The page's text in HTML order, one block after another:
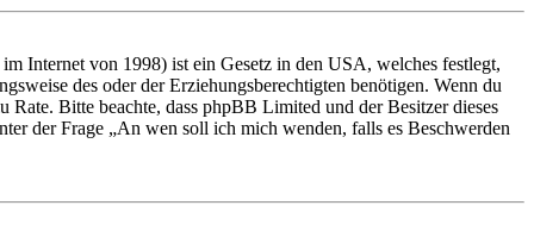
Internet von 1998) ist ein Gesetz in den USA, welches festlegt,
des oder der Erziehungsberechtigten benötigen. Wenn du
Bitte beachte, dass phpBB Limited und der Besitzer dieses
der Frage „An wen soll ich mich wenden, falls es Beschwerden